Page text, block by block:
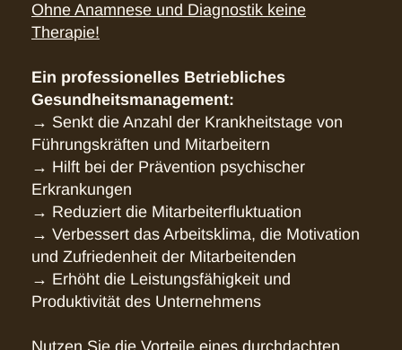
Ohne Anamnese und Diagnostik keine
Therapie!
Ein professionelles Betriebliches
Gesundheitsmanagement:
→ Senkt die Anzahl der Krankheitstage von
Führungskräften und Mitarbeitern
→ Hilft bei der Prävention psychischer
Erkrankungen
→ Reduziert die Mitarbeiterfluktuation
→ Verbessert das Arbeitsklima, die Motivation
und Zufriedenheit der Mitarbeitenden
→ Erhöht die Leistungsfähigkeit und
Produktivität des Unternehmens